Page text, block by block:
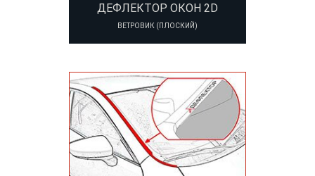
ДЕФЛЕКТОР ОКОН 2D
ВЕТРОВИК (ПЛОСКИЙ)